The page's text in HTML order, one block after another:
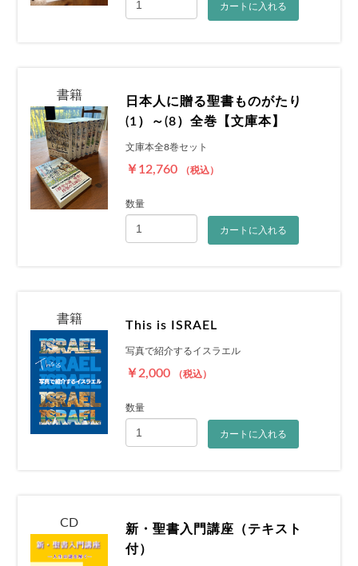
カートに入れる
書籍
日本人に贈る聖書ものがたり
(1）～(8）全巻【文庫本】
文庫本全8巻セット
￥12,760 （税込）
数量
カートに入れる
書籍 This is ISRAEL
写真で紹介するイスラエル
￥2,000 （税込）
数量
カートに入れる
CD
新・聖書入門講座（テキスト
付）